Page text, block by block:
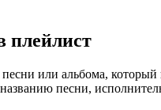
плейлист
или альбома,
песни,